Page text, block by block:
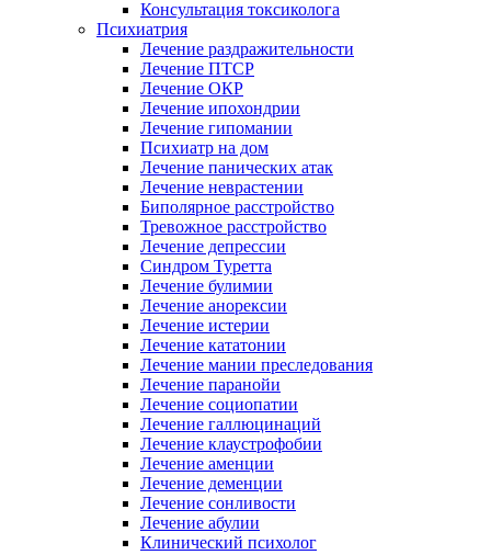
Консультация токсиколога
Психиатрия
Лечение раздражительности
Лечение ПТСР
Лечение ОКР
Лечение ипохондрии
Лечение гипомании
Психиатр на дом
Лечение панических атак
Лечение неврастении
Биполярное расстройство
Тревожное расстройство
Лечение депрессии
Синдром Туретта
Лечение булимии
Лечение анорексии
Лечение истерии
Лечение кататонии
Лечение мании преследования
Лечение паранойи
Лечение социопатии
Лечение галлюцинаций
Лечение клаустрофобии
Лечение аменции
Лечение деменции
Лечение сонливости
Лечение абулии
Клинический психолог